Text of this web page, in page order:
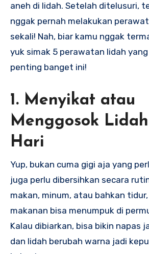
aneh di lidah. Setelah ditelusuri,
nggak pernah melakukan
sekali! Nah, biar kamu nggak
yuk simak 5 perawatan lidah
penting banget ini!
1. Menyikat atau
Menggosok
Hari
Yup, bukan cuma gigi aja yang
juga perlu dibersihkan secara
makan, minum, atau bahkan
makanan bisa menumpuk di
Kalau dibiarkan, bisa bikin napas
dan lidah berubah warna jadi